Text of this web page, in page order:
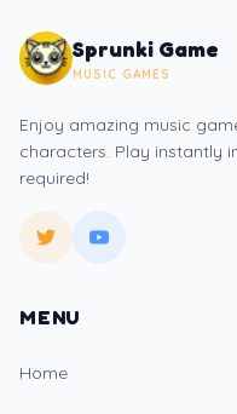
Sprunki Game
MUSIC GAMES
Enjoy amazing music
characters. Play instantly
required!
MENU
Home